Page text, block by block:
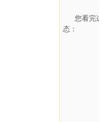
您看完
态：